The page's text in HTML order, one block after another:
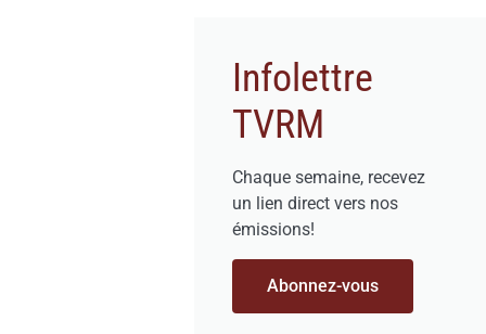
Infolettre
TVRM
Chaque semaine, recevez
un lien direct vers nos
émissions!
Abonnez-vous